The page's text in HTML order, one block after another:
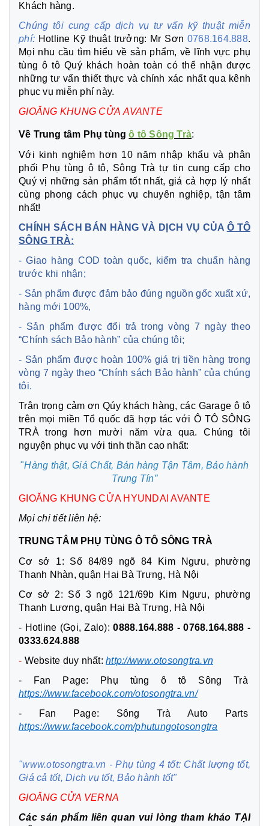
Khách hàng.
Chúng tôi cung cấp dịch vụ tư vấn kỹ thuật miễn
phí: Hotline Kỹ thuật trưởng: Mr Sơn 0768.164.888.
Mọi nhu cầu tìm hiểu về sản phẩm, về lĩnh vực phụ
tùng ô tô Quý khách hoàn toàn có thể nhận được
những tư vấn thiết thực và chính xác nhất qua kênh
phục vụ miễn phí này.
GIOĂNG KHUNG CỬA AVANTE
Về Trung tâm Phụ tùngô tô Sông Trà:
Với kinh nghiệm hơn 10 năm nhập khẩu và phân
phối Phụ tùng ô tô, Sông Trà tự tin cung cấp cho
Quý vị những sản phẩm tốt nhất, giá cả hợp lý nhất
cùng phong cách phục vụ chuyên nghiệp, tận tâm
nhất!
CHÍNH SÁCH BÁN HÀNG VÀ DỊCH VỤ CỦA Ô TÔ
SÔNG TRÀ:
- Giao hàng COD toàn quốc, kiểm tra chuẩn hàng
trước khi nhận;
- Sản phẩm được đảm bảo đúng nguồn gốc xuất xứ,
hàng mới 100%,
- Sản phẩm được đổi trả trong vòng 7 ngày theo
“Chính sách Bảo hành” của chúng tôi;
- Sản phẩm được hoàn 100% giá trị tiền hàng trong
vòng 7 ngày theo “Chính sách Bảo hành” của chúng
tôi.
Trân trọng cảm ơn Qúy khách hàng, các Garage ô tô
trên mọi miền Tổ quốc đã hợp tác với Ô TÔ SÔNG
TRÀ trong hơn mười năm vừa qua. Chúng tôi
nguyện phục vụ với tinh thần cao nhất:
"Hàng thật, Giá Chất, Bán hàng Tận Tâm, Bảo hành
Trung Tín”
GIOĂNG KHUNG CỬA HYUNDAI AVANTE
Mọi chi tiết liên hệ:
TRUNG TÂM PHỤ TÙNG Ô TÔ SÔNG TRÀ
Cơ sở 1: Số 84/89 ngõ 84 Kim Ngưu, phường
Thanh Nhàn, quận Hai Bà Trưng, Hà Nội
Cơ sở 2: Số 3 ngõ 121/69b Kim Ngưu, phường
Thanh Lương, quận Hai Bà Trưng, Hà Nội
- Hotline (Gọi, Zalo):0888.164.888 - 0768.164.888 -
0333.624.888
- Website duy nhất: http://www.otosongtra.vn
- Fan Page: Phụ tùng ô tô Sông Trà
https://www.facebook.com/otosongtra.vn/
- Fan Page: Sông Trà Auto Parts
https://www.facebook.com/phutungotosongtra
"www.otosongtra.vn - Phụ tùng 4 tốt: Chất lượng tốt,
Giá cả tốt, Dịch vụ tốt, Bảo hành tốt"
GIOĂNG CỬA VERNA
Các sản phẩm liên quan vui lòng tham khảo TẠI